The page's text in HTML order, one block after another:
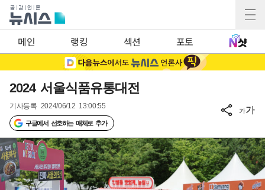
메인 랭킹 섹션 포토
2024 서울식품유통대전
기사등록 2024/06/12 13:00:55
구글에서 선호하는 매체로 추가
가가